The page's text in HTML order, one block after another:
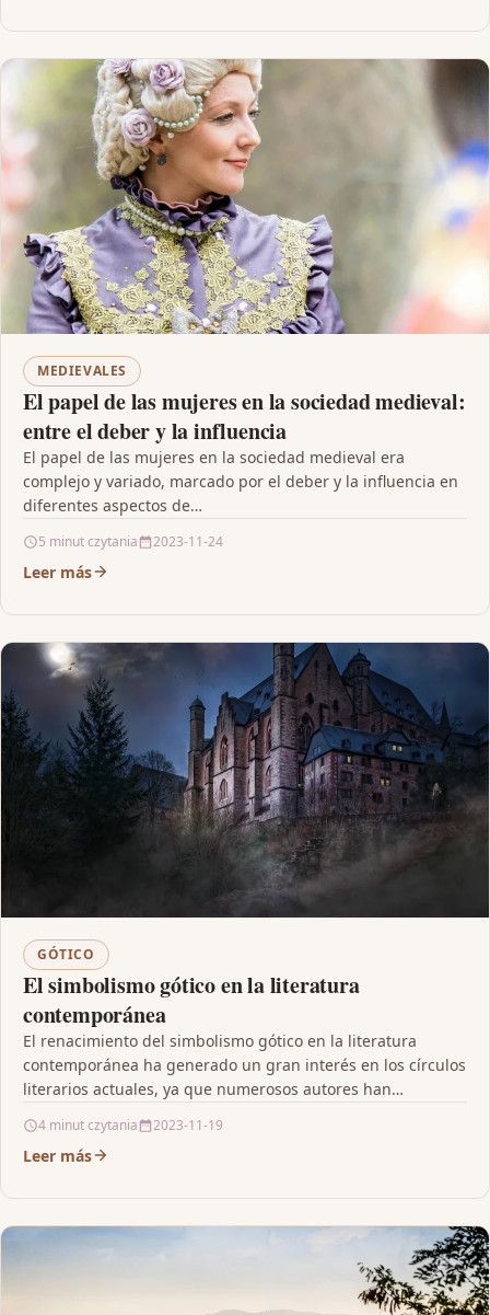
MEDIEVALES
El papel de las mujeres en la sociedad medieval:
entre el deber y la influencia
El papel de las mujeres en la sociedad medieval era
complejo y variado, marcado por el deber y la influencia en
diferentes aspectos de…
5 minut czytania 2023-11-24
Leer más
GÓTICO
El simbolismo gótico en la literatura
contemporánea
El renacimiento del simbolismo gótico en la literatura
contemporánea ha generado un gran interés en los círculos
literarios actuales, ya que numerosos autores han…
4 minut czytania 2023-11-19
Leer más